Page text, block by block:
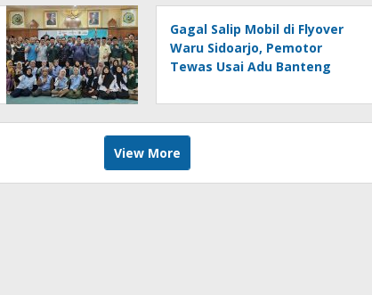
Gagal Salip Mobil di Flyover
Waru Sidoarjo, Pemotor
Tewas Usai Adu Banteng
View More